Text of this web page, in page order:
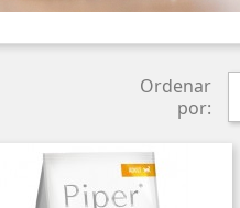
Ordenar
por: